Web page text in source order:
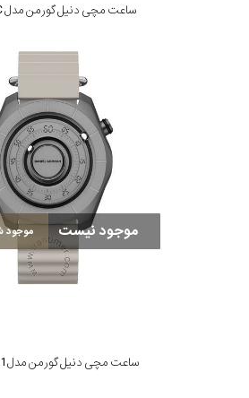
ساعت مچی دنیل گورمن مدل DG0120.KC
موجود نیست موجود
ساعت مچی دنیل گورمن مدل DG0788.SK1